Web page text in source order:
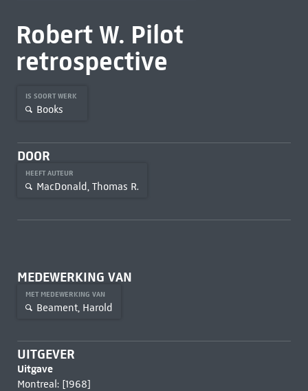
Robert W. Pilot
retrospective
IS SOORT WERK
Books
DOOR
HEEFT AUTEUR
MacDonald, Thomas R.
MEDEWERKING VAN
MET MEDEWERKING VAN
Beament, Harold
UITGEVER
Uitgave
Montreal: [1968]